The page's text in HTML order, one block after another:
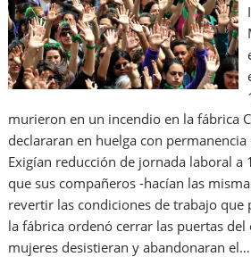
murieron en un incendio en la fábrica
declararan en huelga con
Exigían reducción de jornada laboral a
que sus compañeros -hacían las
revertir las condiciones de trabajo que
la fábrica ordenó cerrar las puertas
mujeres desistieran y abandonaran el…